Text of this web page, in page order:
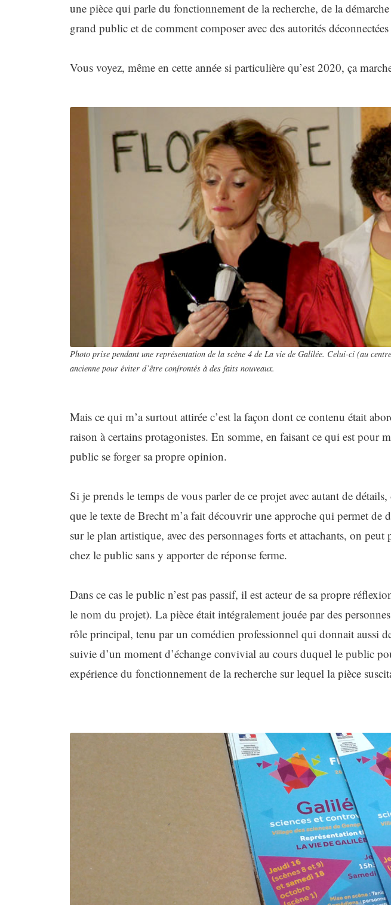
une pièce qui parle du fonctionnement de la recherche, de la
grand public et de comment composer avec des autorités
Vous voyez, même en cette année si particulière qu’est 2020, ça
Photo prise pendant une représentation de la scène 4 de La vie de Galilée. Celui-ci (au
ancienne pour éviter d’être confrontés à des faits nouveaux.
Mais ce qui m’a surtout attirée c’est la façon dont ce contenu était
raison à certains protagonistes. En somme, en faisant ce qui est
public se forger sa propre opinion.
Si je prends le temps de vous parler de ce projet avec autant de
que le texte de Brecht m’a fait découvrir une approche qui permet
sur le plan artistique, avec des personnages forts et attachants, on
chez le public sans y apporter de réponse ferme.
Dans ce cas le public n’est pas passif, il est acteur de sa propre
le nom du projet). La pièce était intégralement jouée par des
rôle principal, tenu par un comédien professionnel qui donnait aussi
suivie d’un moment d’échange convivial au cours duquel le public
expérience du fonctionnement de la recherche sur lequel la pièce